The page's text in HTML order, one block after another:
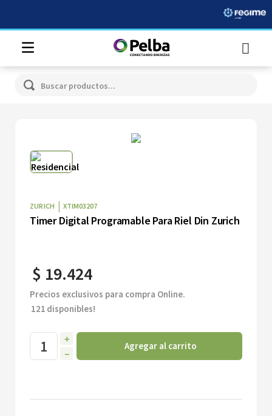
Buscar productos...
ZURICH | XTIM03207
Timer Digital Programable Para Riel Din Zurich
$ 19.424
Precios exclusivos para compra Online.
121 disponibles!
＋
－
Agregar al carrito